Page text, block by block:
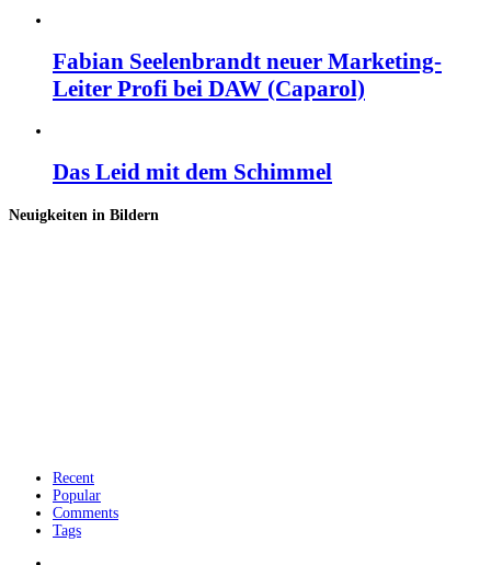
Fabian Seelenbrandt neuer Marketing-
Leiter Profi bei DAW (Caparol)
Das Leid mit dem Schimmel
Neuigkeiten in Bildern
Recent
Popular
Comments
Tags